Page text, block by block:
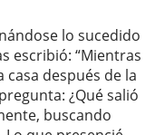
lo sucedido
escribió: “Mientras
casa después de la
¿Qué salió
buscando